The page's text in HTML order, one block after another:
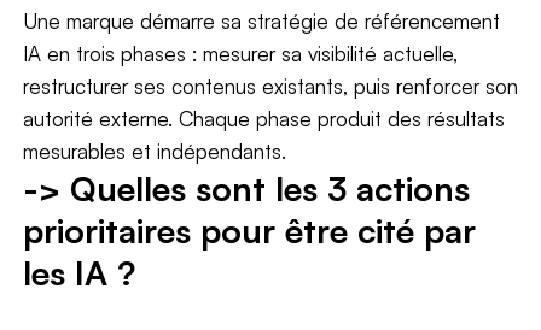
Une marque démarre sa stratégie de référencement
IA en trois phases : mesurer sa visibilité actuelle,
restructurer ses contenus existants, puis renforcer son
autorité externe. Chaque phase produit des résultats
mesurables et indépendants.
-> Quelles sont les 3 actions
prioritaires pour être cité par
les IA ?